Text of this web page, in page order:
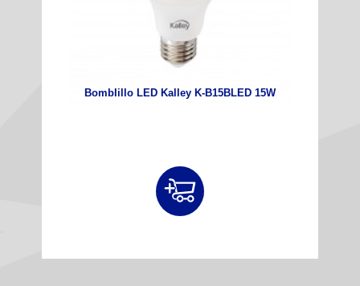
BombIillo LED Kalley K-B15BLED 15W